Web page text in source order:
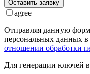
Оставить заявку
agree
Отправляя данную
персональных данных в
отношении обработки
Для генерации ключей